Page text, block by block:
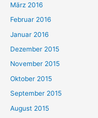
März 2016
Februar 2016
Januar 2016
Dezember 2015
November 2015
Oktober 2015
September 2015
August 2015